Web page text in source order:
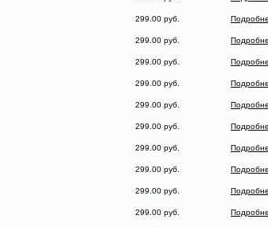
299.00 руб.
299.00 руб.
299.00 руб.
299.00 руб.
299.00 руб.
299.00 руб.
299.00 руб.
299.00 руб.
299.00 руб.
299.00 руб.